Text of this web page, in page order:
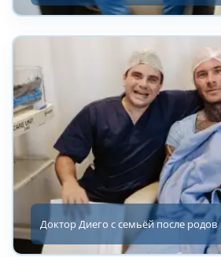
Доктор Диего с семьёй после родов